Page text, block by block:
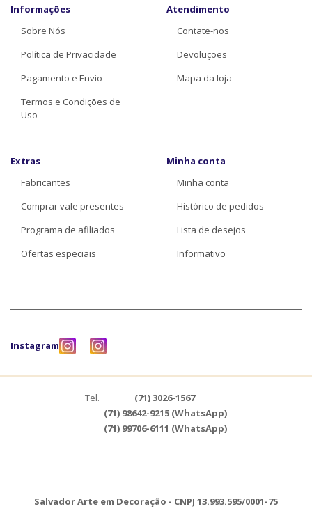
Informações
Sobre Nós
Política de Privacidade
Pagamento e Envio
Termos e Condições de
Uso
Atendimento
Contate-nos
Devoluções
Mapa da loja
Extras
Fabricantes
Comprar vale presentes
Programa de afiliados
Ofertas especiais
Minha conta
Minha conta
Histórico de pedidos
Lista de desejos
Informativo
Instagram
Tel.
(71) 3026-1567
(71) 98642-9215 (WhatsApp)
(71) 99706-6111 (WhatsApp)
Salvador Arte em Decoração - CNPJ 13.993.595/0001-75